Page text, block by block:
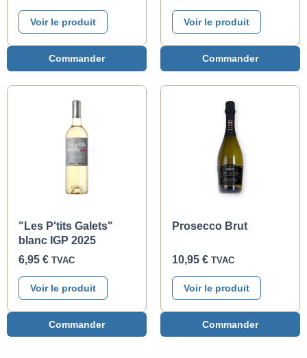
Voir le produit
Commander
Voir le produit
Commander
"Les P'tits Galets"
blanc IGP 2025
6,95 € TVAC
Voir le produit
Commander
Prosecco Brut
10,95 € TVAC
Voir le produit
Commander